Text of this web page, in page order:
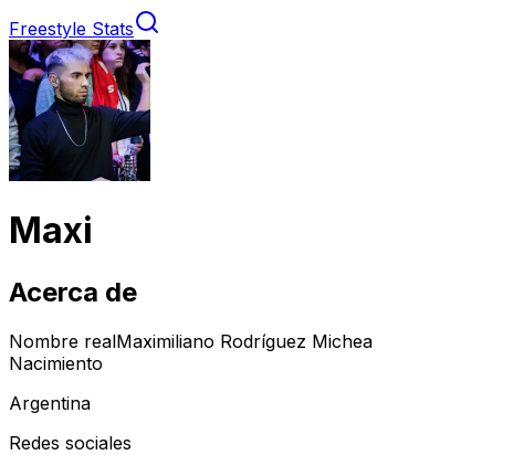
Freestyle Stats
Maxi
Acerca de
Nombre realMaximiliano Rodríguez Michea
Nacimiento
Argentina
Redes sociales